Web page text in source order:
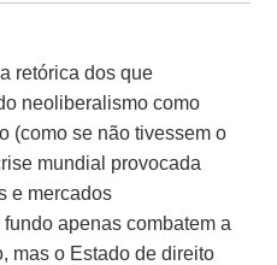
retórica dos que
neoliberalismo como
(como se não tivessem o
mundial provocada
e mercados
apenas combatem a
mas o Estado de direito